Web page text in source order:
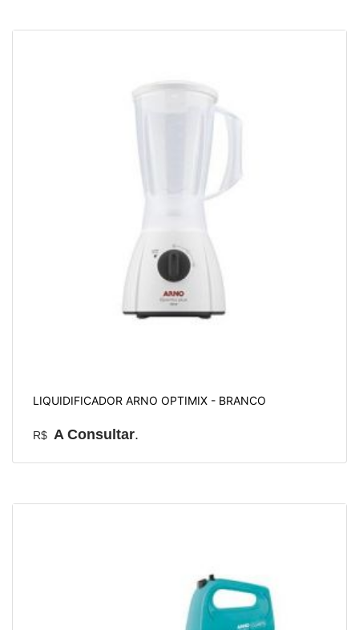
LIQUIDIFICADOR ARNO OPTIMIX - BRANCO
R$ A Consultar.